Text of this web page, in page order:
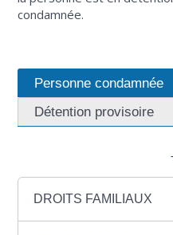
condamnée.
Personne condamnée
Détention provisoire
DROITS FAMILIAUX